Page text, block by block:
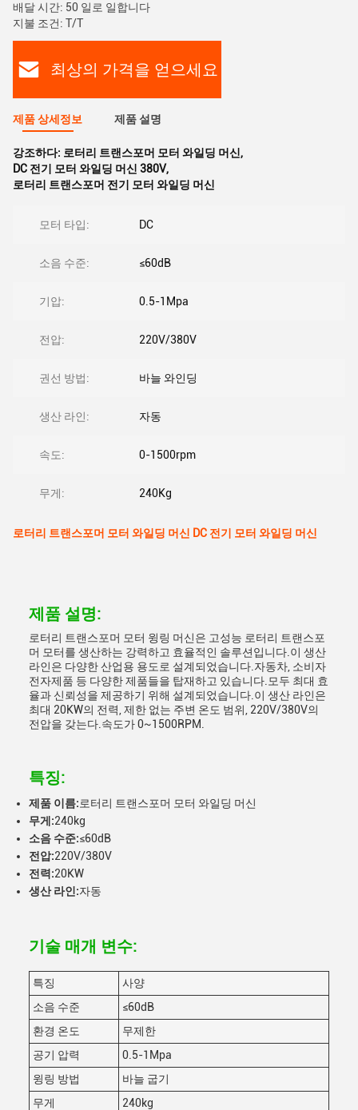
배달 시간: 50 일로 일합니다
지불 조건: T/T
최상의 가격을 얻으세요
제품 상세정보 제품 설명
강조하다: 로터리 트랜스포머 모터 와일딩 머신 ,
DC 전기 모터 와일딩 머신 380V,
로터리 트랜스포머 전기 모터 와일딩 머신
모터 타입: DC
소음 수준: ≤60dB
기압: 0.5-1Mpa
전압: 220V/380V
권선 방법: 바늘 와인딩
생산 라인: 자동
속도: 0-1500rpm
무게: 240Kg
로터리 트랜스포머 모터 와일딩 머신 DC 전기 모터 와일딩 머신
제품 설명:
로터리 트랜스포머 모터 윙링 머신은 고성능 로터리 트랜스포
머 모터를 생산하는 강력하고 효율적인 솔루션입니다.이 생산
라인은 다양한 산업용 용도로 설계되었습니다.자동차, 소비자
전자제품 등 다양한 제품들을 탑재하고 있습니다.모두 최대 효
율과 신뢰성을 제공하기 위해 설계되었습니다.이 생산 라인은
최대 20KW의 전력, 제한 없는 주변 온도 범위, 220V/380V의
전압을 갖는다.속도가 0~1500RPM.
특징:
제품 이름:로터리 트랜스포머 모터 와일딩 머신
무게:240kg
소음 수준:≤60dB
전압:220V/380V
전력:20KW
생산 라인:자동
기술 매개 변수:
특징
사양
소음 수준
≤60dB
환경 온도
무제한
공기 압력
0.5-1Mpa
윙링 방법
바늘 굽기
무게
240kg